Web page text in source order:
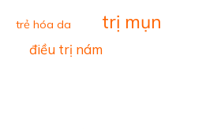
trẻ hóa da trị mụn
điều trị nám